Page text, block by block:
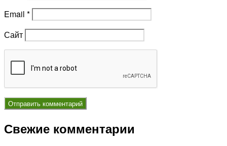
Email *
Сайт
Свежие комментарии